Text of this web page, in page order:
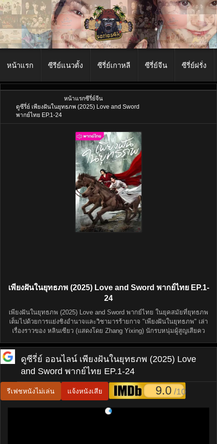
หน้าแรก ซีรีย์แนวตั้ง ซีรี่ย์เกาหลี ซีรี่ย์จีน ซีรี่ย์ฝรั่ง
หน้าแรกซีรี่ย์จีน
ดูซีรี่ย์ เพียงฝันในยุทธภพ (2025) Love and Sword
พากย์ไทย EP.1-24
เพียงฝันในยุทธภพ (2025) Love and Sword พากย์ไทย EP.1-
24
เพียงฝันในยุทธภพ (2025) Love and Sword พากย์ไทย ในยุคสมัยที่ยุทธภพ
เต็มไปด้วยการแย่งชิงอำนาจและวิชามารร้ายกาจ "เพียงฝันในยุทธภพ" เล่า
เรื่องราวของ หลินเซียว (แสดงโดย Zhang Yixing) นักรบหนุ่มผู้สูญเสียคว
ดูซีรี่ย์ ออนไลน์ เพียงฝันในยุทธภพ (2025) Love
and Sword พากย์ไทย EP.1-24
รีเฟชหนังไม่เล่น แจ้งหนังเสีย 9.0 /10